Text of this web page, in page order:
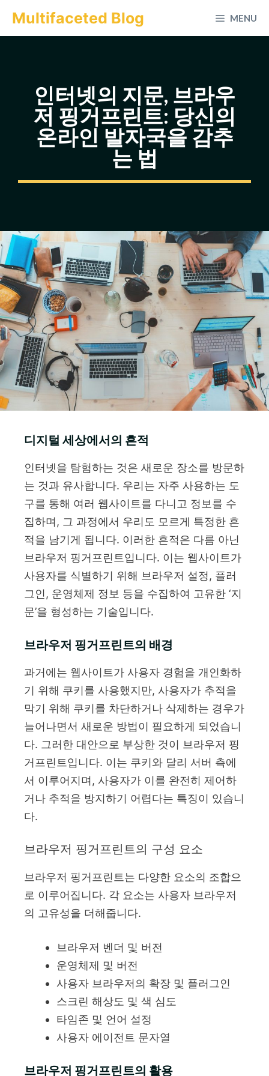
Multifaceted Blog MENU
인터넷의 지문, 브라우
저 핑거프린트: 당신의
온라인 발자국을 감추
는 법
디지털 세상에서의 흔적
인터넷을 탐험하는 것은 새로운 장소를 방문하
는 것과 유사합니다. 우리는 자주 사용하는 도
구를 통해 여러 웹사이트를 다니고 정보를 수
집하며, 그 과정에서 우리도 모르게 특정한 흔
적을 남기게 됩니다. 이러한 흔적은 다름 아닌
브라우저 핑거프린트입니다. 이는 웹사이트가
사용자를 식별하기 위해 브라우저 설정, 플러
그인, 운영체제 정보 등을 수집하여 고유한 ‘지
문’을 형성하는 기술입니다.
브라우저 핑거프린트의 배경
과거에는 웹사이트가 사용자 경험을 개인화하
기 위해 쿠키를 사용했지만, 사용자가 추적을
막기 위해 쿠키를 차단하거나 삭제하는 경우가
늘어나면서 새로운 방법이 필요하게 되었습니
다. 그러한 대안으로 부상한 것이 브라우저 핑
거프린트입니다. 이는 쿠키와 달리 서버 측에
서 이루어지며, 사용자가 이를 완전히 제어하
거나 추적을 방지하기 어렵다는 특징이 있습니
다.
브라우저 핑거프린트의 구성 요소
브라우저 핑거프린트는 다양한 요소의 조합으
로 이루어집니다. 각 요소는 사용자 브라우저
의 고유성을 더해줍니다.
브라우저 벤더 및 버전
운영체제 및 버전
사용자 브라우저의 확장 및 플러그인
스크린 해상도 및 색 심도
타임존 및 언어 설정
사용자 에이전트 문자열
브라우저 핑거프린트의 활용